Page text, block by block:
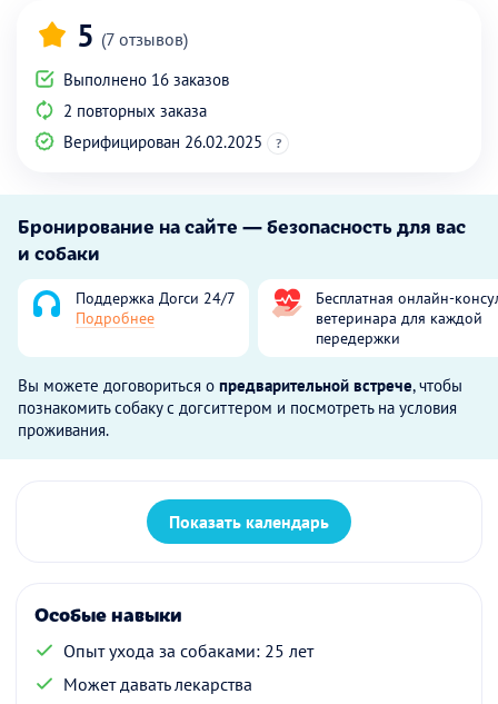
5 (7 отзывов)
Выполнено 16 заказов
2 повторных заказа
Верифицирован 26.02.2025
?
Бронирование на сайте — безопасность для вас
и собаки
Поддержка Догси 24/7
Подробнее
Бесплатная онлайн-
ветеринара для каждой
передержки
Вы можете договориться о предварительной встрече, чтобы
познакомить собаку с догситтером и посмотреть на условия
проживания.
Показать календарь
Особые навыки
Опыт ухода за собаками: 25 лет
Может давать лекарства